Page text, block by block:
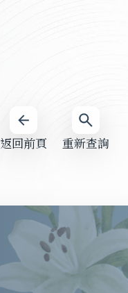
重新查詢
返回前頁